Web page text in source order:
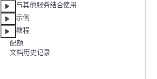
与其他服务结合使用
示例
教程
配额
文档历史记录